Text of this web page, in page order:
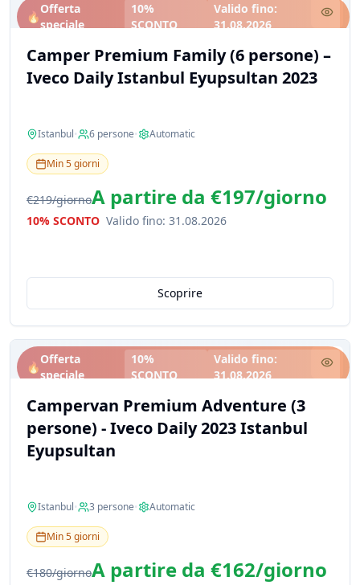
🔥
Offerta
speciale
10%
SCONTO
Valido fino:
31.08.2026
Camper Premium Family (6 persone) –
Iveco Daily Istanbul Eyupsultan 2023
Istanbul• 6 persone• Automatic
Min5giorni
€219/giornoA partire da €197/giorno
10% SCONTO Valido fino: 31.08.2026
Scoprire
🔥
Offerta
speciale
10%
SCONTO
Valido fino:
31.08.2026
Campervan Premium Adventure (3
persone) - Iveco Daily 2023 Istanbul
Eyupsultan
Istanbul• 3 persone• Automatic
Min5giorni
€180/giornoA partire da €162/giorno